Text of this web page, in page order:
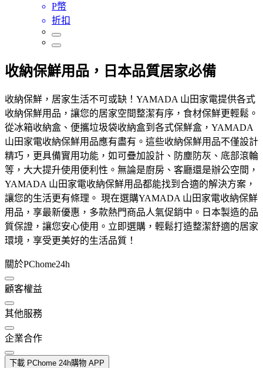
P幣
折扣
收納保鮮用品，日本品質居家必備
收納保鮮，居家生活不可或缺！YAMADA 山田家電提供各式
收納保鮮用品，讓您的居家空間整潔有序，食材保鮮更輕鬆。
從冰箱收納盒、便攜垃圾袋收納盒到各式保鮮盒，YAMADA
山田家電收納保鮮用品應有盡有。這些收納保鮮用品不僅設計
精巧，更具備實用功能，如可疊加設計、防塵防灰、底部滾輪
等，大大提升使用便利性。無論是廚房、客廳還是辦公空間，
YAMADA 山田家電收納保鮮用品都能找到合適的解決方案，
讓您的生活更有條理。 現在選購YAMADA 山田家電收納保鮮
用品，享最新優惠，多款熱門商品人氣促銷中。日本製造的品
質保證，讓您安心使用。立即選購，輕鬆打造整潔舒適的居家
環境，享受更美好的生活品質！
關於PChome24h
顧客權益
其他服務
企業合作
下載 PChome 24h購物 APP